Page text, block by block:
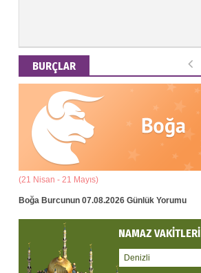
PANDEMİ SONRASI YENİ
DÜNYA DÜZENİ
ANADOLU BASIN YAYIN
BİRLİĞİ
Alaeddin Usta
DÜŞÜNCE VE DÜNYA
Mustafa Göker
BURÇLAR
(21 Nisan - 21 Mayıs)
Boğa Burcunun 07.08.2026 Günlük Yorumu
NAMAZ VAKİTLERİ